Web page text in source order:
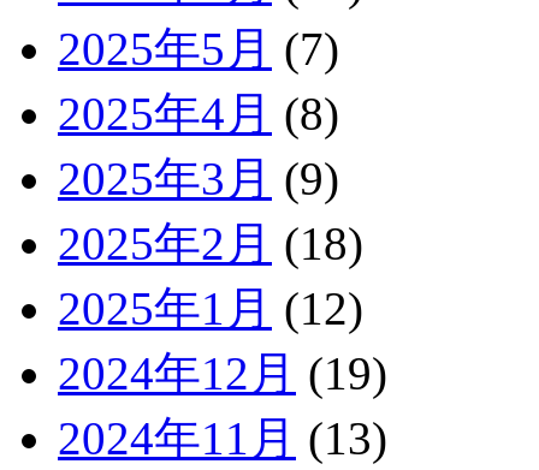
2025年5月 (7)
2025年4月 (8)
2025年3月 (9)
2025年2月 (18)
2025年1月 (12)
2024年12月 (19)
2024年11月 (13)